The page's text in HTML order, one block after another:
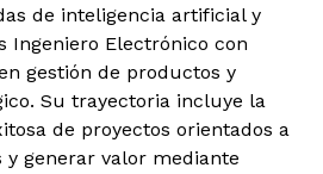
de inteligencia artificial y
Ingeniero Electrónico con
gestión de productos y
Su trayectoria incluye la
de proyectos orientados a
generar valor mediante